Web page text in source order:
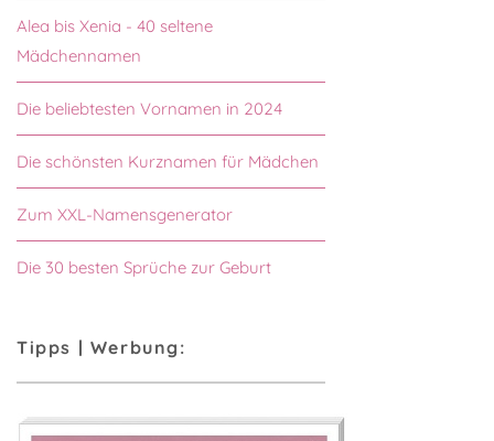
Alea bis Xenia - 40 seltene
Mädchennamen
Die beliebtesten Vornamen in 2024
Die schönsten Kurznamen für Mädchen
Zum XXL-Namensgenerator
Die 30 besten Sprüche zur Geburt
Tipps | Werbung: